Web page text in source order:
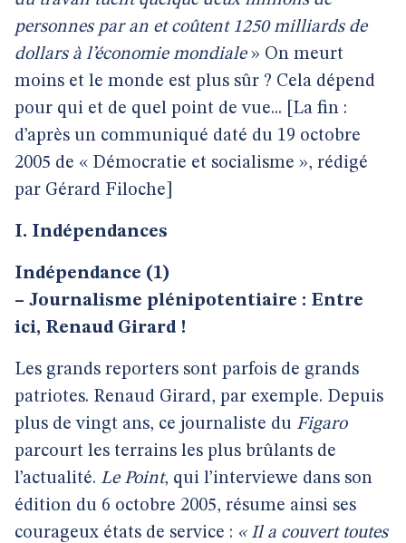
personnes par an et coûtent 1250 milliards de
dollars à l’économie mondiale» On meurt
moins et le monde est plus sûr ? Cela dépend
pour qui et de quel point de vue... [La fin :
d’après un communiqué daté du 19 octobre
2005 de « Démocratie et socialisme », rédigé
par Gérard Filoche]
I. Indépendances
Indépendance (1)
– Journalisme plénipotentiaire : Entre
ici, Renaud Girard !
Les grands reporters sont parfois de grands
patriotes. Renaud Girard, par exemple. Depuis
plus de vingt ans, ce journaliste du Figaro
parcourt les terrains les plus brûlants de
l’actualité. Le Point, qui l’interviewe dans son
édition du 6 octobre 2005, résume ainsi ses
courageux états de service : « Il a couvert toutes